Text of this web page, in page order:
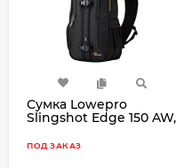
Сумка Lowepro
Slingshot Edge 150 AW,
ПОД ЗАКАЗ